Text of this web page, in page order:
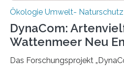
Ökologie Umwelt- Naturschutz
DynaCom:
Wattenmeer Neu
Das Forschungsprojekt